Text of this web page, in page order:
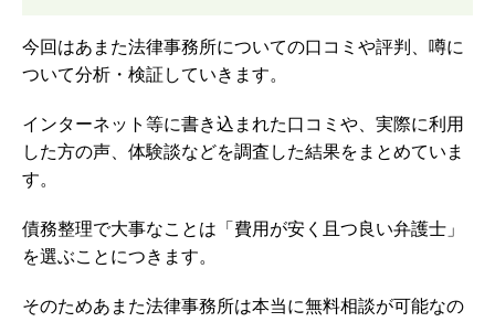
今回はあまた法律事務所についての口コミや評判、噂に
ついて分析・検証していきます。
インターネット等に書き込まれた口コミや、実際に利用
した方の声、体験談などを調査した結果をまとめていま
す。
債務整理で大事なことは「費用が安く且つ良い弁護士」
を選ぶことにつきます。
そのためあまた法律事務所は本当に無料相談が可能なの